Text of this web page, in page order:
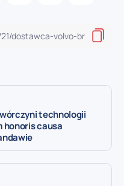
technologii
honoris causa